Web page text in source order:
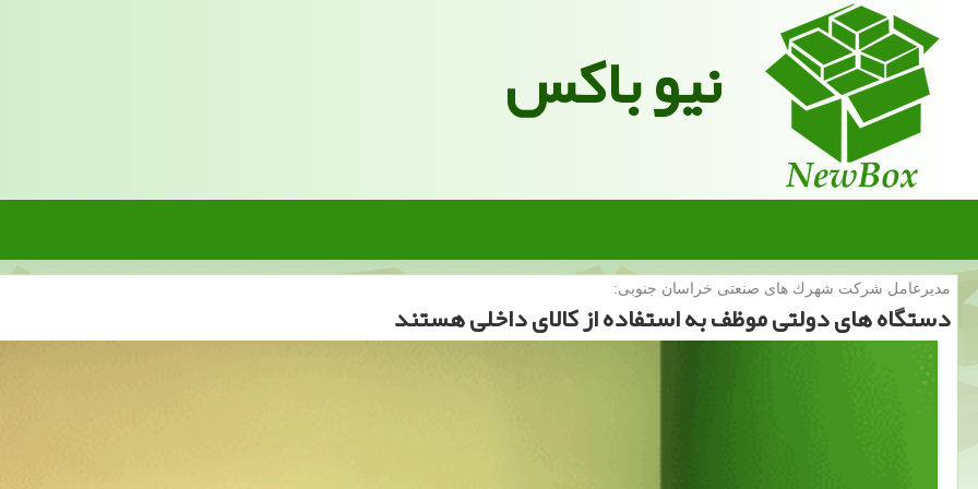
نیو باکس
مدیرعامل شركت شهرك های صنعتی خراسان جنوبی:
دستگاه های دولتی موظف به استفاده از كالای داخلی هستند